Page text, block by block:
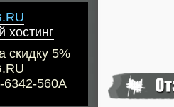
хостинг
скидку 5%
6342-560A